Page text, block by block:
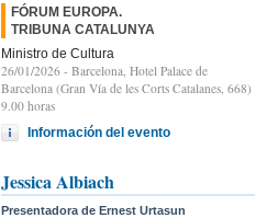
FÓRUM EUROPA.
TRIBUNA CATALUNYA
Ministro de Cultura
26/01/2026 - Barcelona, Hotel Palace de
Barcelona (Gran Vía de les Corts Catalanes, 668)
9.00 horas
Información del evento
Jessica Albiach
Presentadora de Ernest Urtasun